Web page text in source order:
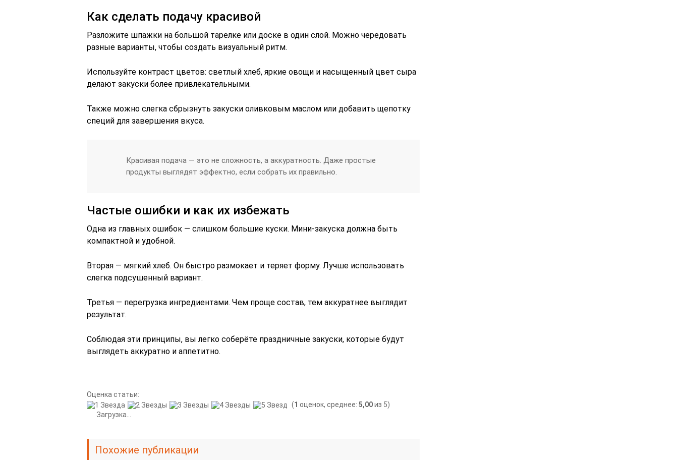
Как сделать подачу красивой
Разложите шпажки на большой тарелке или доске в один слой. Можно чередовать
разные варианты, чтобы создать визуальный ритм.
Используйте контраст цветов: светлый хлеб, яркие овощи и насыщенный цвет сыра
делают закуски более привлекательными.
Также можно слегка сбрызнуть закуски оливковым маслом или добавить щепотку
специй для завершения вкуса.
Красивая подача — это не сложность, а аккуратность. Даже простые
продукты выглядят эффектно, если собрать их правильно.
Частые ошибки и как их избежать
Одна из главных ошибок — слишком большие куски. Мини-закуска должна быть
компактной и удобной.
Вторая — мягкий хлеб. Он быстро размокает и теряет форму. Лучше использовать
слегка подсушенный вариант.
Третья — перегрузка ингредиентами. Чем проще состав, тем аккуратнее выглядит
результат.
Соблюдая эти принципы, вы легко соберёте праздничные закуски, которые будут
выглядеть аккуратно и аппетитно.
Оценка статьи:
(1 оценок, среднее: 5,00из 5)
Загрузка...
Похожие публикации